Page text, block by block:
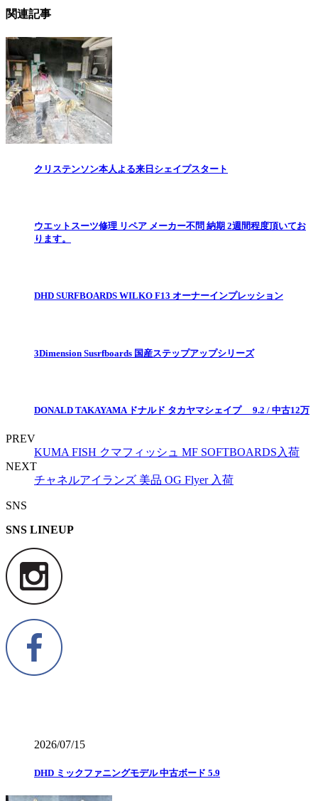
関連記事
クリステンソン本人よる来日シェイプスタート
ウエットスーツ修理 リペア メーカー不問 納期 2週間程度頂いてお
ります。
DHD SURFBOARDS WILKO F13 オーナーインプレッション
3Dimension Susrfboards 国産ステップアップシリーズ
DONALD TAKAYAMA ドナルド タカヤマシェイプ 9.2 / 中古12万
PREV
KUMA FISH クマフィッシュ MF SOFTBOARDS入荷
NEXT
チャネルアイランズ 美品 OG Flyer 入荷
SNS
SNS LINEUP
2026/07/15
DHD ミックファニングモデル 中古ボード 5.9